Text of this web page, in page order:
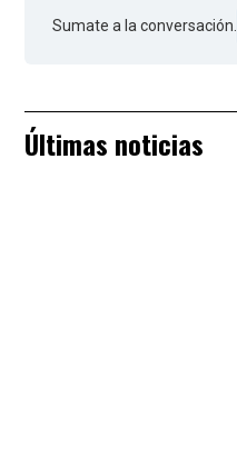
Sumate a la conversación.
Últimas noticias